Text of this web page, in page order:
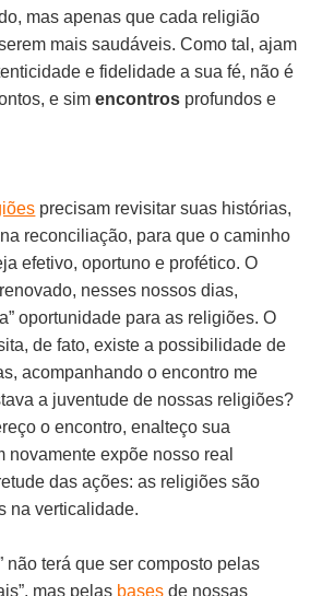
mas apenas que cada religião
mais saudáveis. Como tal, ajam
e fidelidade a sua fé, não é
e simencontros profundos e
precisam revisitar suas histórias,
reconciliação, para que o caminho
efetivo, oportuno e profético. O
renovado, nesses nossos dias,
oportunidade para as religiões. O
de fato, existe a possibilidade de
acompanhando o encontro me
a juventude de nossas religiões?
o encontro, enalteço sua
novamente expõe nosso real
das ações: as religiões são
na verticalidade.
não terá que ser composto pelas
mas pelas bases de nossas